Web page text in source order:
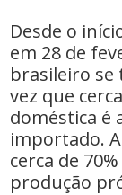
Desde o
em 28 de
brasileiro se
vez que
doméstica é
importado.
cerca de
produção